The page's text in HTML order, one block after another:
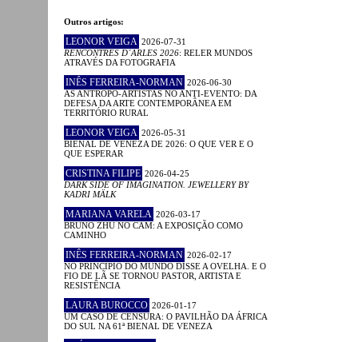
Outros artigos:
LEONOR VEIGA 2026-07-31
RENCONTRES D´ARLES 2026: RELER MUNDOS
ATRAVÉS DA FOTOGRAFIA
INÊS FERREIRA-NORMAN 2026-06-30
AS ANTROPO-ARTISTAS NO ANTI-EVENTO: DA
DEFESA DA ARTE CONTEMPORÂNEA EM
TERRITÓRIO RURAL
LEONOR VEIGA 2026-05-31
BIENAL DE VENEZA DE 2026: O QUE VER E O
QUE ESPERAR
CRISTINA FILIPE 2026-04-25
DARK SIDE OF IMAGINATION. JEWELLERY BY
KADRI MÄLK
MARIANA VARELA 2026-03-17
BRUNO ZHU NO CAM: A EXPOSIÇÃO COMO
CAMINHO
INÊS FERREIRA-NORMAN 2026-02-17
NO PRINCÍPIO DO MUNDO DISSE A OVELHA. E O
FIO DE LÃ SE TORNOU PASTOR, ARTISTA E
RESISTÊNCIA
LAURA BUROCCO 2026-01-17
UM CASO DE CENSURA: O PAVILHÃO DA ÁFRICA
DO SUL NA 61ª BIENAL DE VENEZA